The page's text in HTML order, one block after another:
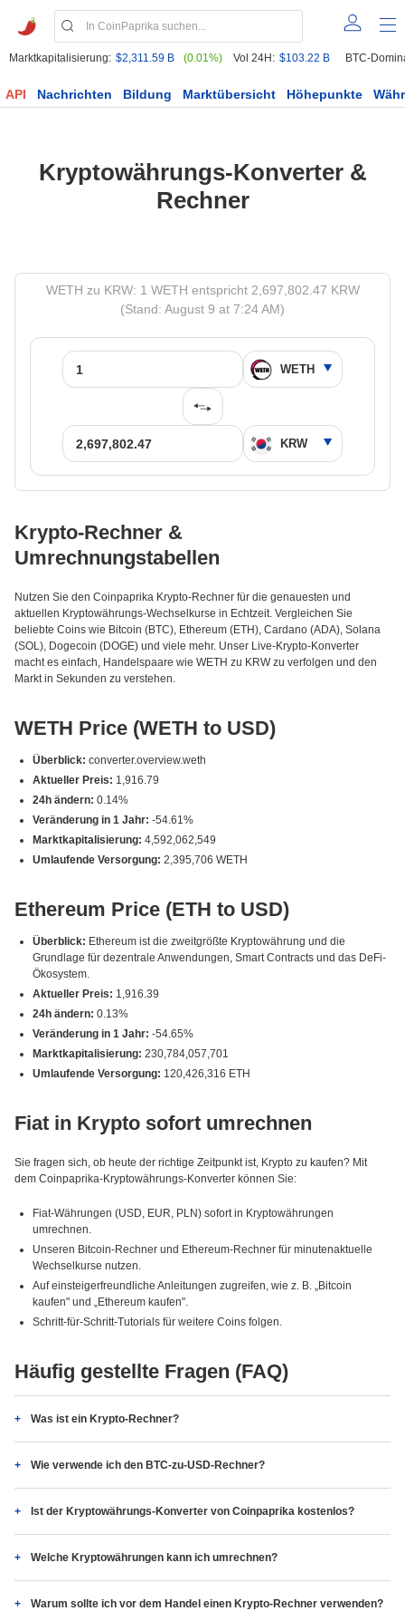
Marktkapitalisierung: $2,311.59 B (0.01%) Vol 24H: $103.22 B BTC-
API Nachrichten Bildung Marktübersicht Höhepunkte
Kryptowährungs-Konverter &
Rechner
WETH zu KRW: 1 WETH entspricht 2,697,802.47 KRW
(Stand: August 9 at 7:24 AM)
Krypto-Rechner &
Umrechnungstabellen
Nutzen Sie den Coinpaprika Krypto-Rechner für die genauesten und
aktuellen Kryptowährungs-Wechselkurse in Echtzeit. Vergleichen Sie
beliebte Coins wie Bitcoin (BTC), Ethereum (ETH), Cardano (ADA), Solana
(SOL), Dogecoin (DOGE) und viele mehr. Unser Live-Krypto-Konverter
macht es einfach, Handelspaare wie WETH zu KRW zu verfolgen und den
Markt in Sekunden zu verstehen.
WETH Price (WETH to USD)
Überblick: converter.overview.weth
Aktueller Preis: 1,916.79
24h ändern: 0.14%
Veränderung in 1 Jahr: -54.61%
Marktkapitalisierung: 4,592,062,549
Umlaufende Versorgung: 2,395,706 WETH
Ethereum Price (ETH to USD)
Überblick: Ethereum ist die zweitgrößte Kryptowährung und die
Grundlage für dezentrale Anwendungen, Smart Contracts und das DeFi-
Ökosystem.
Aktueller Preis: 1,916.39
24h ändern: 0.13%
Veränderung in 1 Jahr: -54.65%
Marktkapitalisierung: 230,784,057,701
Umlaufende Versorgung: 120,426,316 ETH
Fiat in Krypto sofort umrechnen
Sie fragen sich, ob heute der richtige Zeitpunkt ist, Krypto zu kaufen? Mit
dem Coinpaprika-Kryptowährungs-Konverter können Sie:
Fiat-Währungen (USD, EUR, PLN) sofort in Kryptowährungen
umrechnen.
Unseren Bitcoin-Rechner und Ethereum-Rechner für minutenaktuelle
Wechselkurse nutzen.
Auf einsteigerfreundliche Anleitungen zugreifen, wie z. B. „Bitcoin
kaufen" und „Ethereum kaufen".
Schritt-für-Schritt-Tutorials für weitere Coins folgen.
Häufig gestellte Fragen (FAQ)
Was ist ein Krypto-Rechner?
Wie verwende ich den BTC-zu-USD-Rechner?
Ist der Kryptowährungs-Konverter von Coinpaprika kostenlos?
Welche Kryptowährungen kann ich umrechnen?
Warum sollte ich vor dem Handel einen Krypto-Rechner verwenden?